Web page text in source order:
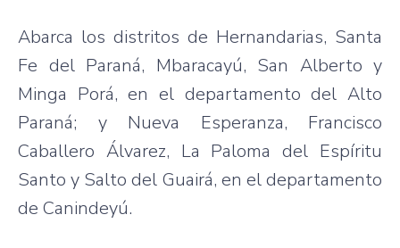
Abarca los distritos de Hernandarias, Santa
Fe del Paraná, Mbaracayú, San Alberto y
Minga Porá, en el departamento del Alto
Paraná; y Nueva Esperanza, Francisco
Caballero Álvarez, La Paloma del Espíritu
Santo y Salto del Guairá, en el departamento
de Canindeyú.